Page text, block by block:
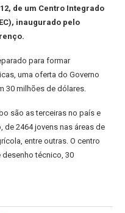
de um Centro Integrado
inaugurado pelo
para formar
uma oferta do Governo
30 milhões de dólares.
são as terceiras no país e
2464 jovens nas áreas de
entre outras. O centro
técnico, 30